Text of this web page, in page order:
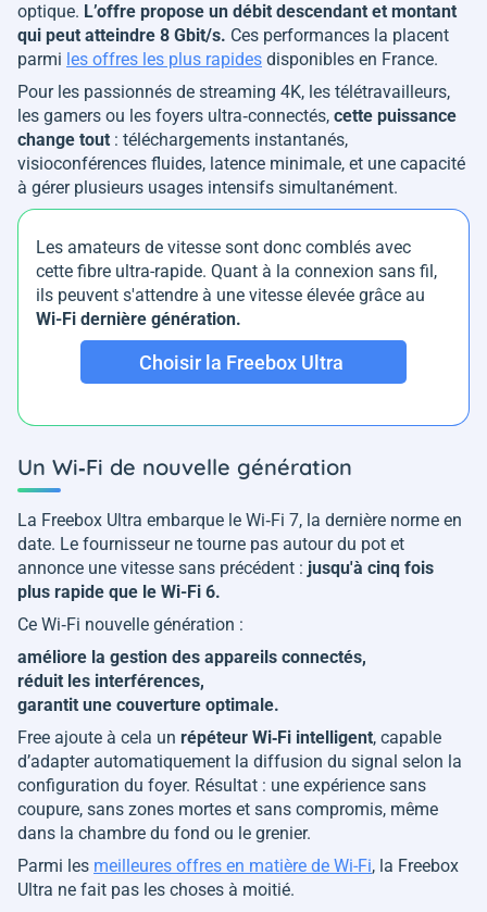
optique. L’offre propose un débit descendant et montant
qui peut atteindre 8 Gbit/s. Ces performances la placent
parmi les offres les plus rapides disponibles en France.
Pour les passionnés de streaming 4K, les télétravailleurs,
les gamers ou les foyers ultra‑connectés, cette puissance
change tout : téléchargements instantanés,
visioconférences fluides, latence minimale, et une capacité
à gérer plusieurs usages intensifs simultanément.
Les amateurs de vitesse sont donc comblés avec
cette fibre ultra-rapide. Quant à la connexion sans fil,
ils peuvent s'attendre à une vitesse élevée grâce au
Wi-Fi dernière génération.
Choisir la Freebox Ultra
Un Wi‑Fi de nouvelle génération
La Freebox Ultra embarque le Wi‑Fi 7, la dernière norme en
date. Le fournisseur ne tourne pas autour du pot et
annonce une vitesse sans précédent : jusqu'à cinq fois
plus rapide que le Wi-Fi 6.
Ce Wi‑Fi nouvelle génération :
améliore la gestion des appareils connectés,
réduit les interférences,
garantit une couverture optimale.
Free ajoute à cela un répéteur Wi‑Fi intelligent, capable
d’adapter automatiquement la diffusion du signal selon la
configuration du foyer. Résultat : une expérience sans
coupure, sans zones mortes et sans compromis, même
dans la chambre du fond ou le grenier.
Parmi les meilleures offres en matière de Wi-Fi, la Freebox
Ultra ne fait pas les choses à moitié.